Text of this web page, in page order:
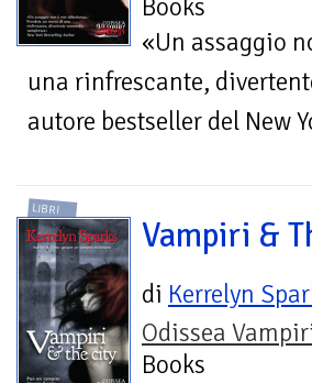
Books
«Un assaggio
una rinfrescante,
autore bestseller del New
LIBRI
Vampiri &
di Kerrelyn
Odissea
Books